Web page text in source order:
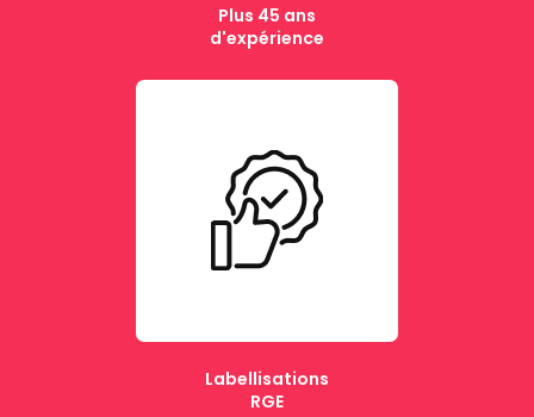
Plus 45 ans
d'expérience
Labellisations
RGE